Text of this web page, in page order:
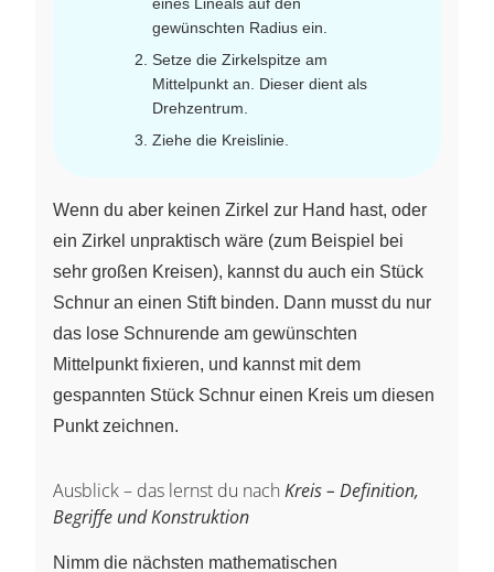
gewünschten Radius ein.
Setze die Zirkelspitze am
Mittelpunkt an. Dieser dient als
Drehzentrum.
Ziehe die Kreislinie.
Wenn du aber keinen Zirkel zur Hand hast, oder
ein Zirkel unpraktisch wäre (zum Beispiel bei
sehr großen Kreisen), kannst du auch ein Stück
Schnur an einen Stift binden. Dann musst du nur
das lose Schnurende am gewünschten
Mittelpunkt fixieren, und kannst mit dem
gespannten Stück Schnur einen Kreis um diesen
Punkt zeichnen.
Ausblick – das lernst du nach Kreis – Definition,
Begriffe und Konstruktion
Nimm die nächsten mathematischen